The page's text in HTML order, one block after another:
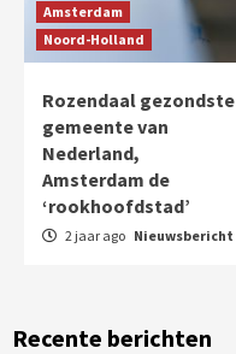
Amsterdam
Noord-Holland
Rozendaal gezondste
gemeente van
Nederland,
Amsterdam de
‘rookhoofdstad’
2 jaar ago Nieuwsbericht
Recente berichten